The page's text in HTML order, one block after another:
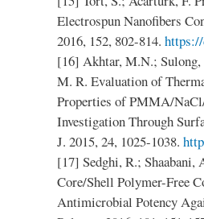
Electrospun Nanofibers
2016, 152, 802-814.
[16] Akhtar, M.N.;
M. R. Evaluation of
Properties of PMMA/
Investigation Through
J. 2015, 24, 1025-1038.
[17] Sedghi, R.;
Core/Shell Polymer-Free
Antimicrobial Potency